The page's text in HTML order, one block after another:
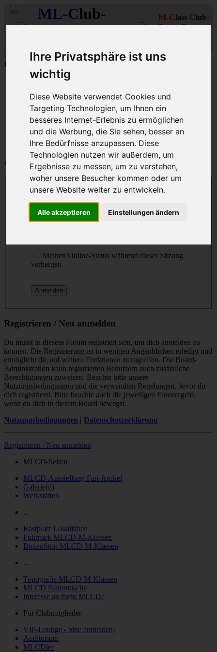
Ihre Privatsphäre ist uns
wichtig
Diese Website verwendet Cookies und
Targeting Technologien, um Ihnen ein
besseres Internet-Erlebnis zu ermöglichen
und die Werbung, die Sie sehen, besser an
Ihre Bedürfnisse anzupassen. Diese
Technologien nutzen wir außerdem, um
Ergebnisse zu messen, um zu verstehen,
woher unsere Besucher kommen oder um
unsere Website weiter zu entwickeln.
Alle akzeptieren Einstellungen ändern
ML-Club-
M-Class-Club-
Rhein-Ruhr
12 aus mehr als 170 Schwarzfahrer
Schnellzugriff
Ungelesene
MLCD-Ausstellung
Forennutzer
FAQ
MLCD-Seiten MLCD-Foren-Übersicht
Anmelden
Benutzername:
Passwort:
Meinen Online-Status während dieser Sitzung
verbergen
Registrieren / Neu anmelden
Du musst in diesem Forum registriert sein, um dich anmelden zu
können. Die Registrierung ist in wenigen Augenblicken erledigt und
ermöglicht dir, auf weitere Funktionen zuzugreifen. Die Board-
Administration kann registrierten Benutzern auch zusätzliche
Berechtigungen zuweisen. Beachte bitte unsere
Nutzungsbedingungen und die verwandten Regelungen, bevor du
dich registrierst. Bitte beachte auch die jeweiligen Forenregeln,
wenn du dich in diesem Board bewegst.
Nutzungsbedingungen | Datenschutzerklärung
Registrieren / Neu anmelden
MLCD-Seiten
MLCD-Ausstellung Fan-Artikel
Galerie(n)
Werkstätten
...
Rastplatz Lokalitäten
Fuhrpark MLCD-M-Klassen
BoxenStop MLCD-M-Klassen
...
Topografie MLCD-M-Klassen
MLCD Stammtische
Interesse an mehr MLCD?
Für Clubmitglieder
VIP-Lounge - bitte anmelden!
Auditorium
MLCDler